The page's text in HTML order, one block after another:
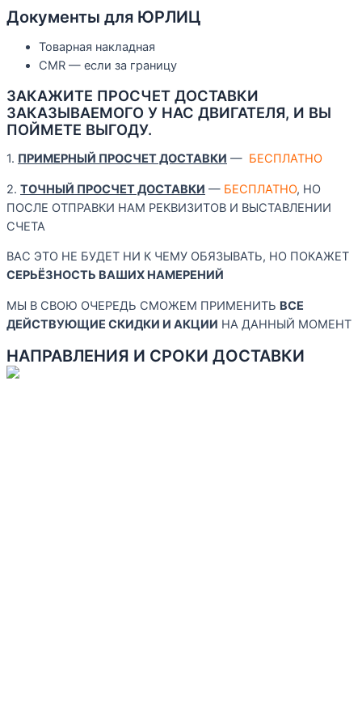
Документы для ЮРЛИЦ
Товарная накладная
CMR — если за границу
ЗАКАЖИТЕ ПРОСЧЕТ ДОСТАВКИ
ЗАКАЗЫВАЕМОГО У НАС ДВИГАТЕЛЯ, И ВЫ
ПОЙМЕТЕ ВЫГОДУ.
1. ПРИМЕРНЫЙ ПРОСЧЕТ ДОСТАВКИ — БЕСПЛАТНО
2. ТОЧНЫЙ ПРОСЧЕТ ДОСТАВКИ — БЕСПЛАТНО, НО
ПОСЛЕ ОТПРАВКИ НАМ РЕКВИЗИТОВ И ВЫСТАВЛЕНИИ
СЧЕТА
ВАС ЭТО НЕ БУДЕТ НИ К ЧЕМУ ОБЯЗЫВАТЬ, НО ПОКАЖЕТ
СЕРЬЁЗНОСТЬ ВАШИХ НАМЕРЕНИЙ
МЫ В СВОЮ ОЧЕРЕДЬ СМОЖЕМ ПРИМЕНИТЬ ВСЕ
ДЕЙСТВУЮЩИЕ СКИДКИ И АКЦИИ НА ДАННЫЙ МОМЕНТ
НАПРАВЛЕНИЯ И СРОКИ ДОСТАВКИ